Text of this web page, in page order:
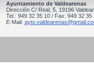
Ayuntamiento de Valdearenas
Dirección C/ Real, 5, 19196
Tel.: 949 32 35 10 / Fax: 949 32 35
E-Mail: